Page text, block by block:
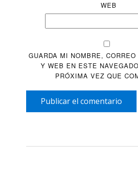
WEB
GUARDA MI NOMBRE,
Y WEB EN ESTE
PRÓXIMA VEZ QUE
Publicar el comentario